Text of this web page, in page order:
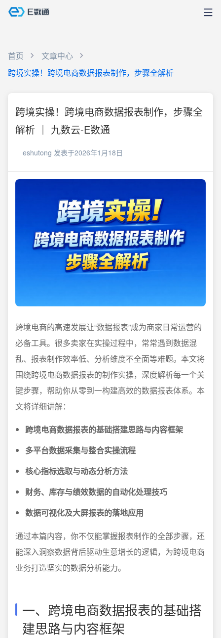
首页
文章中心
跨境实操！跨境电商数据报表制作，步骤全解析
跨境实操！跨境电商数据报表制作，步骤全
解析 ｜ 九数云-E数通
eshutong 发表于2026年1月18日
跨境电商的高速发展让“数据报表”成为商家日常运营的
必备工具。很多卖家在实操过程中，常常遇到数据混
乱、报表制作效率低、分析维度不全面等难题。本文将
围绕跨境电商数据报表的制作实操，深度解析每一个关
键步骤，帮助你从零到一构建高效的数据报表体系。本
文将详细讲解：
跨境电商数据报表的基础搭建思路与内容框架
多平台数据采集与整合实操流程
核心指标选取与动态分析方法
财务、库存与绩效数据的自动化处理技巧
数据可视化及大屏报表的落地应用
通过本篇内容，你不仅能掌握报表制作的全部步骤，还
能深入洞察数据背后驱动生意增长的逻辑，为跨境电商
业务打造坚实的数据分析能力。
一、跨境电商数据报表的基础搭
建思路与内容框架